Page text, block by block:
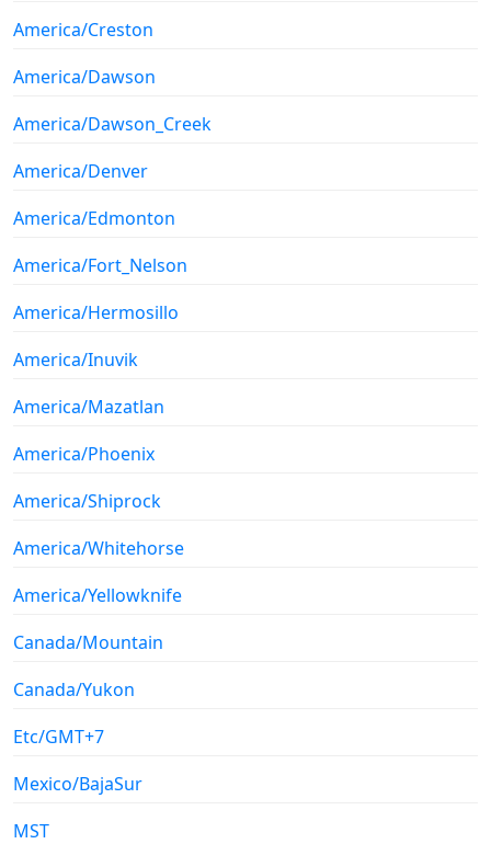
America/Creston
America/Dawson
America/Dawson_Creek
America/Denver
America/Edmonton
America/Fort_Nelson
America/Hermosillo
America/Inuvik
America/Mazatlan
America/Phoenix
America/Shiprock
America/Whitehorse
America/Yellowknife
Canada/Mountain
Canada/Yukon
Etc/GMT+7
Mexico/BajaSur
MST